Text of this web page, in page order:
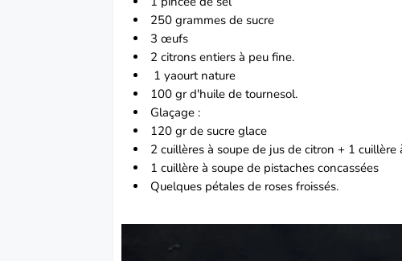
250 grammes de sucre
3 œufs
2 citrons entiers à peu fine.
1 yaourt nature
100 gr d'huile de tournesol.
Glaçage :
120 gr de sucre glace
2 cuillères à soupe de jus de citron + 1 cuillère
1 cuillère à soupe de pistaches concassées
Quelques pétales de roses froissés.